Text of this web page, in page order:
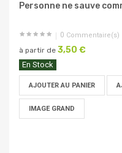
Personne ne sauve
0 Commentaire(s)
à partir de 3,50 €
En Stock
AJOUTER AU PANIER
IMAGE GRAND